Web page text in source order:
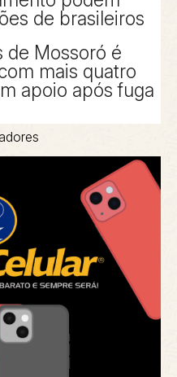
de brasileiros
de Mossoró é
mais quatro
apoio após fuga